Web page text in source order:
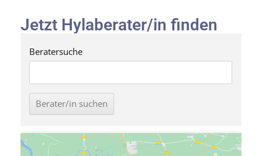
Jetzt Hylaberater/in finden
Beratersuche